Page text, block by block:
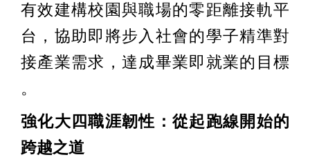
有效建構校園與職場的零距離接軌平
台，協助即將步入社會的學子精準對
接產業需求，達成畢業即就業的目標
。
強化大四職涯韌性：從起跑線開始的
跨越之道